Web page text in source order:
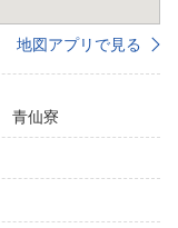
地図アプリで見る
青仙寮